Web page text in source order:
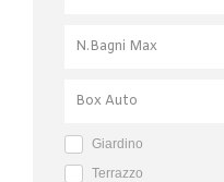
Giardino
Terrazzo